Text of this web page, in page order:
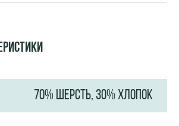
70% ШЕРСТЬ, 30% ХЛОПОК